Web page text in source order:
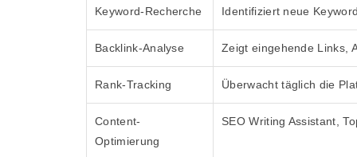
Keyword-Recherche Identifiziert neue
Backlink-Analyse Zeigt eingehende Links,
Rank-Tracking Überwacht täglich die
Content-
Optimierung
SEO Writing Assistant,